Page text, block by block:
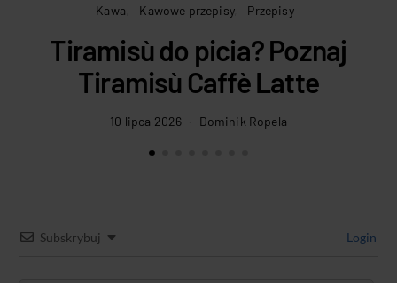
Kawa Kawowe przepisy Przepisy
Tiramisù do picia? Poznaj
Tiramisù Caffè Latte
10 lipca 2026 Dominik Ropela
Subskrybuj Login